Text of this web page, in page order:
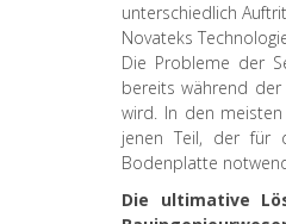
unterschiedlich
Novateks
Die Probleme der
bereits während
wird. In den
jenen Teil, der für
Bodenplatte
Die ultimative